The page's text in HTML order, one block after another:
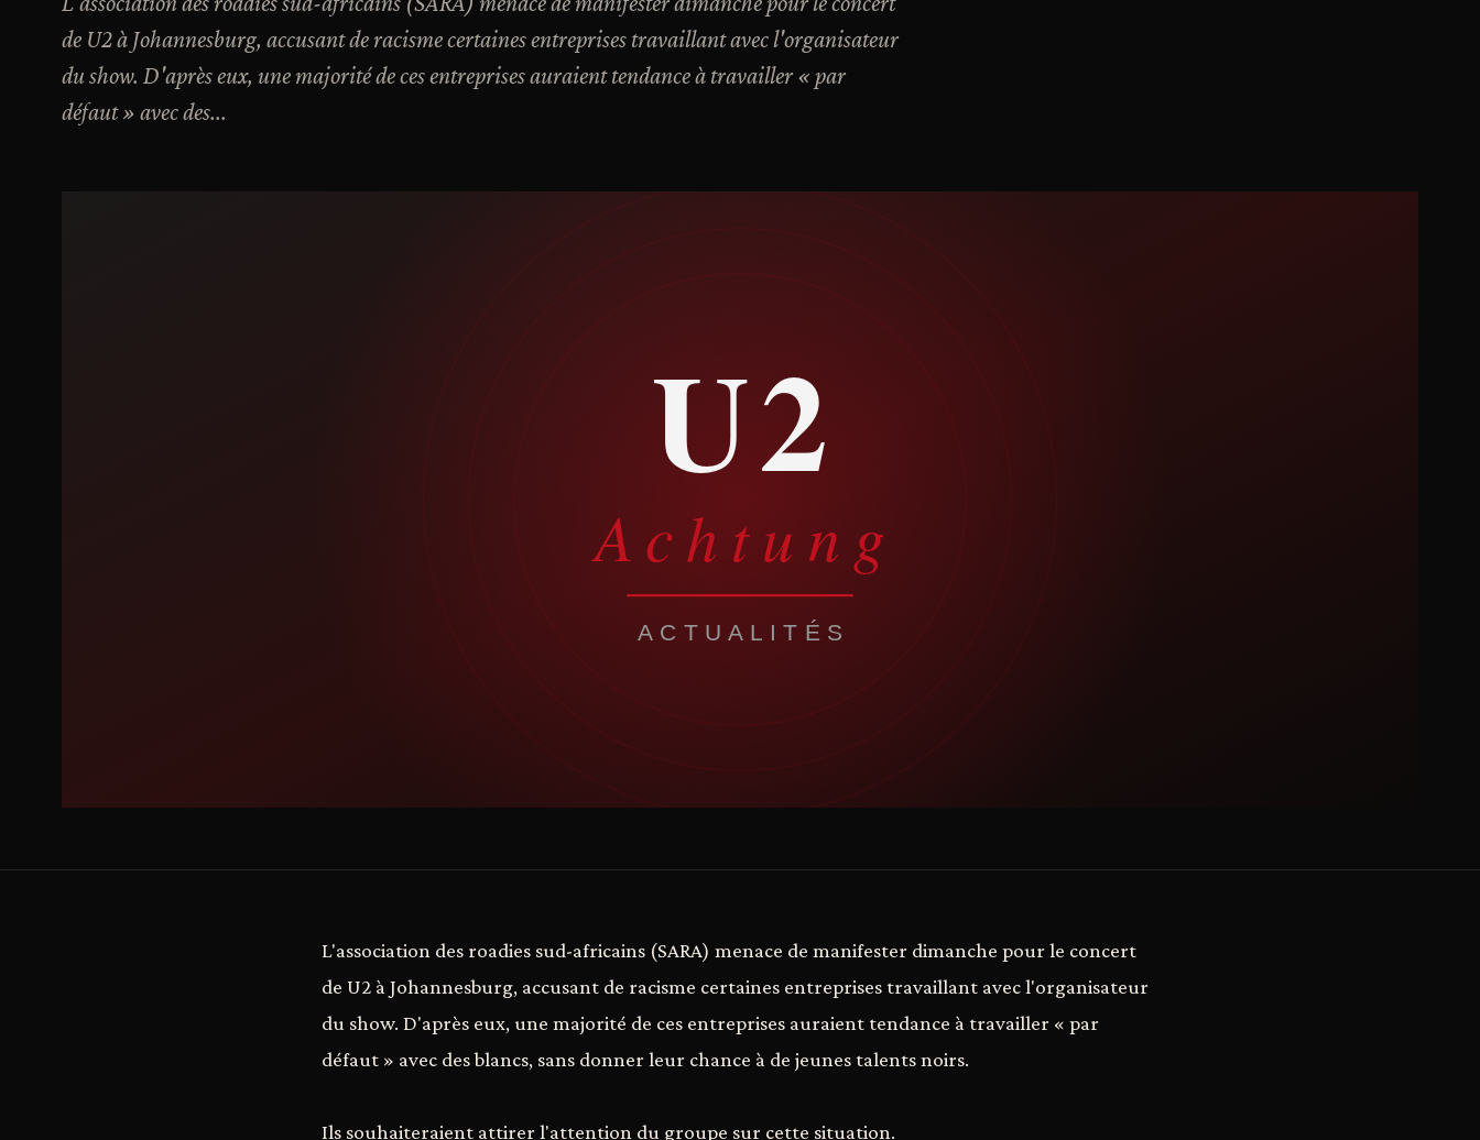
de U2 à Johannesburg, accusant de racisme certaines entreprises travaillant avec l'organisateur
du show. D'après eux, une majorité de ces entreprises auraient tendance à travailler « par
défaut » avec des...
L'association des roadies sud-africains (SARA) menace de manifester dimanche pour le concert
de U2 à Johannesburg, accusant de racisme certaines entreprises travaillant avec l'organisateur
du show. D'après eux, une majorité de ces entreprises auraient tendance à travailler « par
défaut » avec des blancs, sans donner leur chance à de jeunes talents noirs.
Ils souhaiteraient attirer l'attention du groupe sur cette situation.